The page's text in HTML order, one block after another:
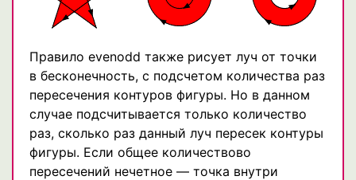
Правило evenodd также рисует луч от точки
в бесконечность, с подсчетом количества раз
пересечения контуров фигуры. Но в данном
случае подсчитывается только количество
раз, сколько раз данный луч пересек контуры
фигуры. Если общее количествово
пересечений нечетное — точка внутри